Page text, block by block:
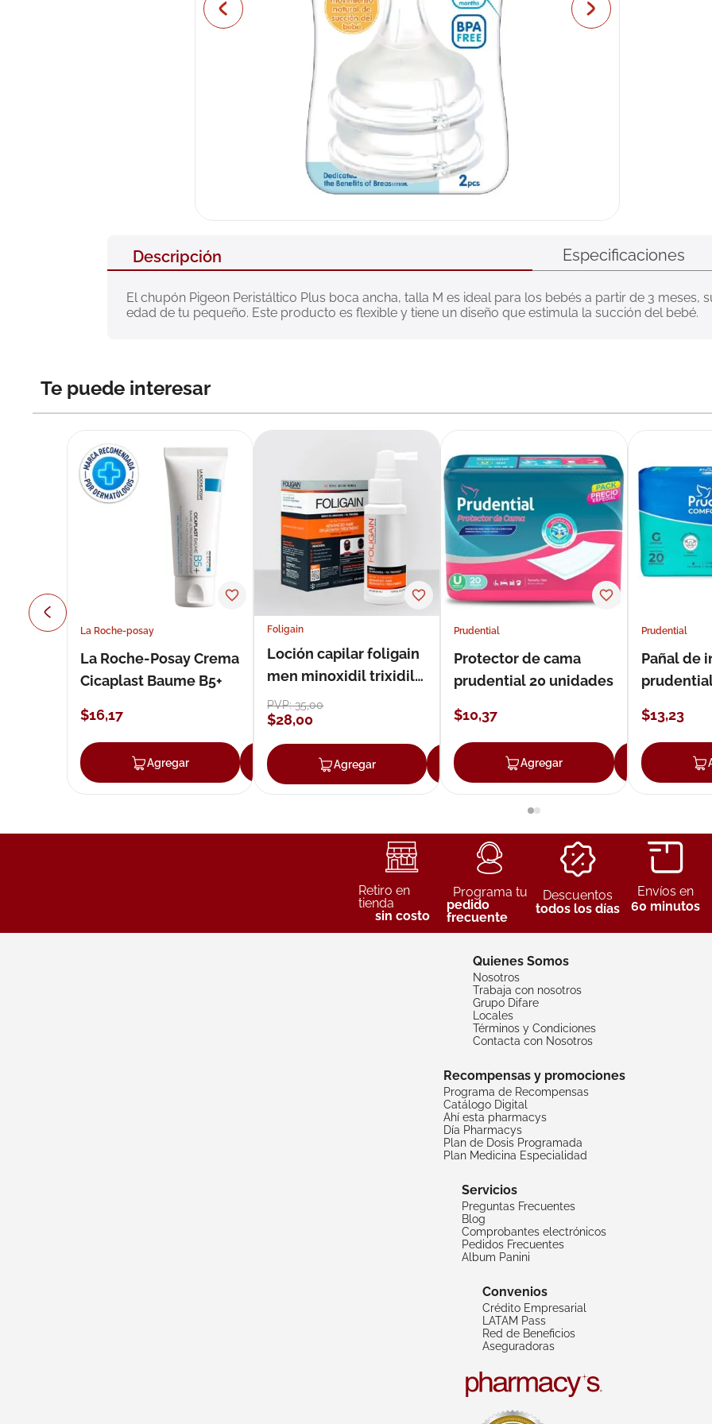
Descripción Especificaciones
El chupón Pigeon Peristáltico Plus boca ancha, talla M es ideal para los bebés a partir de 3 meses,
edad de tu pequeño. Este producto es flexible y tiene un diseño que estimula la succión del bebé.
Te puede interesar
La Roche-posay
La Roche-Posay Crema
Cicaplast Baume B5+
$16,17
Agregar Agregar
Foligain
Loción capilar foligain
men minoxidil trixidil
loción 59 ml
PVP:35,00
$28,00
Agregar Agregar
Prudential
Protector de cama
prudential 20 unidades
$10,37
Agregar
Prudential
Pañal de
$13,23
Retiro en
tienda
sin costo
Programa tu
pedido
frecuente
Descuentos
todos los días
Envíos en
60 minutos
Quienes Somos
Nosotros
Trabaja con nosotros
Grupo Difare
Locales
Términos y Condiciones
Contacta con Nosotros
Recompensas y promociones
Programa de Recompensas
Catálogo Digital
Ahí esta pharmacys
Día Pharmacys
Plan de Dosis Programada
Plan Medicina Especialidad
Servicios
Preguntas Frecuentes
Blog
Comprobantes electrónicos
Pedidos Frecuentes
Album Panini
Convenios
Crédito Empresarial
LATAM Pass
Red de Beneficios
Aseguradoras
pañales